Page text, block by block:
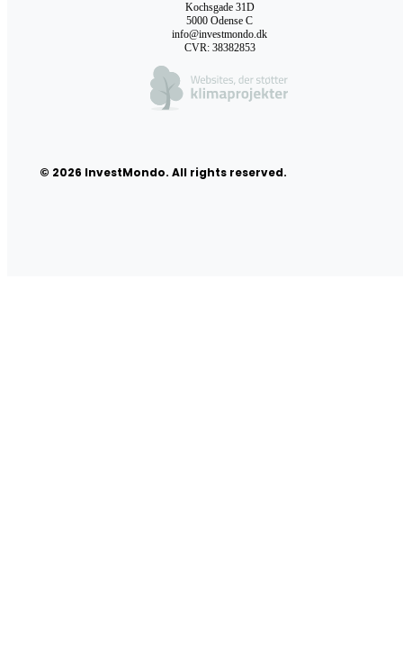
Kochsgade 31D
5000 Odense C
info@investmondo.dk
CVR: 38382853
© 2026 InvestMondo. All rights reserved.